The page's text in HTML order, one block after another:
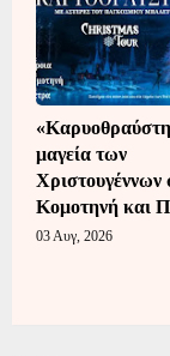
μαγεία των
Χριστουγέννων
Κομοτηνή και
03 Αυγ, 2026